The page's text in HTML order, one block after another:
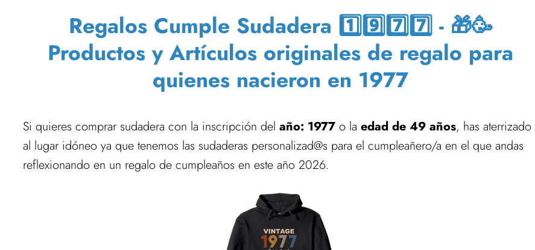
Regalos Cumple Sudadera 1️⃣9️⃣7️⃣7️⃣ - 🎁🥳
Productos y Artículos originales de regalo para
quienes nacieron en 1977
Si quieres comprar sudadera con la inscripción del año: 1977 o la edad de 49 años, has aterrizado
al lugar idóneo ya que tenemos las sudaderas personalizad@s para el cumpleañero/a en el que andas
reflexionando en un regalo de cumpleaños en este año 2026.